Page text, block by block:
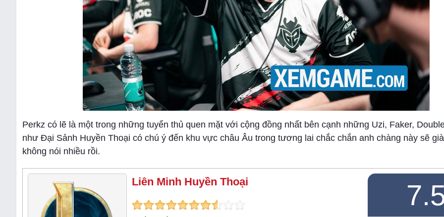
Perkz có lẽ là một trong những tuyển thủ quen mặt với cộng đồng nhất bên cạnh những Uzi, Faker,
như Đại Sảnh Huyền Thoại có chú ý đến khu vực châu Âu trong tương lai chắc chắn anh chàng này sẽ
không nói nhiều rồi.
Liên Minh Huyền Thoại